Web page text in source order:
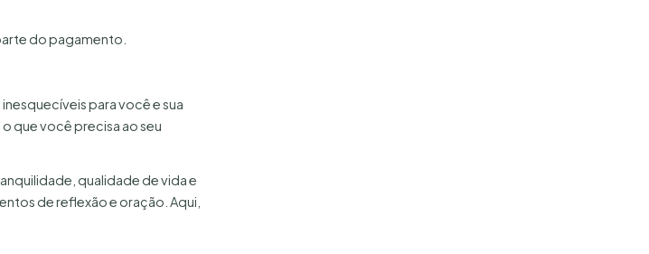
do pagamento.
para você e sua
que você precisa ao seu
qualidade de vida e
de reflexão e oração. Aqui,